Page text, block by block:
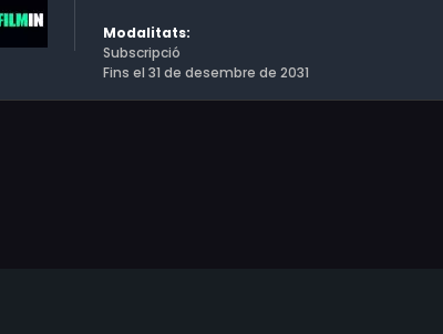
Modalitats:
Subscripció
Fins el 31 de desembre de 2031